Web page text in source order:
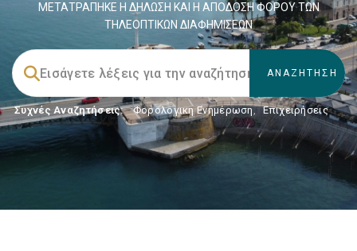
ΜΕΤΑΤΡΑΠΗΚΕ Η ΔΗΛΩΣΗ ΚΑΙ Η ΑΠΟΔΟΣΗ ΦΟΡΟΥ ΤΩΝ
ΤΗΛΕΟΠΤΙΚΩΝ ΔΙΑΦΗΜΙΣΕΩΝ
Συχνές Αναζητήσεις: Φορολογικη Ενημέρωση, Επιχειρήσεις